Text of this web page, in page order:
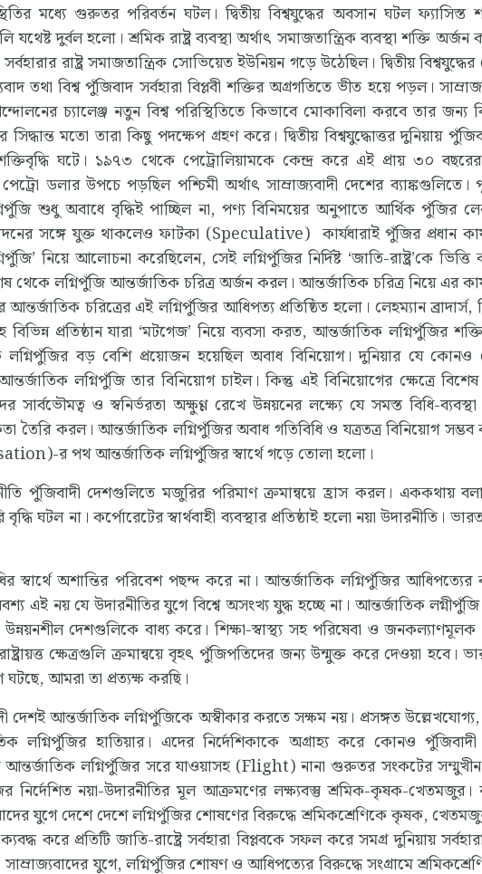
মধ্যে গুরুতর পরিবর্তন ঘটল। দ্বিতীয় বিশ্বযুদ্ধের অবসান ঘটল ফ্যাসিস্ত
দুর্বল হলো। শ্রমিক রাষ্ট্র ব্যবস্থা অর্থাৎ সমাজতান্ত্রিক ব্যবস্থা শক্তি
রাষ্ট্র সমাজতান্ত্রিক সোভিয়েত ইউনিয়ন গড়ে উঠেছিল। দ্বিতীয়
তথা বিশ্ব পুঁজিবাদ সর্বহারা বিপ্লবী শক্তির অগ্রগতিতে ভীত হয়ে পড়ল।
চ্যালেঞ্জ নতুন বিশ্ব পরিস্থিতিতে কিভাবে মোকাবিলা করবে তার জন্য
মতো তারা কিছু পদক্ষেপ গ্রহণ করে। দ্বিতীয় বিশ্বযুদ্ধোত্তর দুনিয়ায়
ঘটে। ১৯৭৩ থেকে পেট্রোলিয়ামকে কেন্দ্র করে এই প্রায় ৩০ বছরের
ডলার উপচে পড়ছিল পশ্চিমী অর্থাৎ সাম্রাজ্যবাদী দেশের ব্যাঙ্কগুলিতে।
শুধু অবাধে বৃদ্ধিই পাচ্ছিল না, পণ্য বিনিময়ের অনুপাতে আর্থিক পুঁজির
সঙ্গে যুক্ত থাকলেও ফাটকা (Speculative) কার্যধারাই পুঁজির প্রধান
নিয়ে আলোচনা করেছিলেন, সেই লগ্নিপুঁজির নির্দিষ্ট ‘জাতি-রাষ্ট্র’কে
লগ্নিপুঁজি আন্তর্জাতিক চরিত্র অর্জন করল। আন্তর্জাতিক চরিত্র নিয়ে এর
আন্তর্জাতিক চরিত্রের এই লগ্নিপুঁজির আধিপত্য প্রতিষ্ঠিত হলো। লেহম্যান ব্রাদার্স,
প্রতিষ্ঠান যারা ‘মটগেজ’ নিয়ে ব্যবসা করত, আন্তর্জাতিক লগ্নিপুঁজির
লগ্নিপুঁজির বড় বেশি প্রয়োজন হয়েছিল অবাধ বিনিয়োগ। দুনিয়ার যে কোনও
লগ্নিপুঁজি তার বিনিয়োগ চাইল। কিন্তু এই বিনিয়োগের ক্ষেত্রে
ও স্বনির্ভরতা অক্ষুণ্ণ রেখে উন্নয়নের লক্ষ্যে যে সমস্ত বিধি-ব্যবস্থা
তৈরি করল। আন্তর্জাতিক লগ্নিপুঁজির অবাধ গতিবিধি ও যত্রতত্র বিনিয়োগ সম্ভব
র পথ আন্তর্জাতিক লগ্নিপুঁজির স্বার্থে গড়ে তোলা হলো।
পুঁজিবাদী দেশগুলিতে মজুরির পরিমাণ ক্রমান্বয়ে হ্রাস করল। এককথায়
ঘটল না। কর্পোরেটের স্বার্থবাহী ব্যবস্থার প্রতিষ্ঠাই হলো নয়া উদারনীতি।
স্বার্থে অশান্তির পরিবেশ পছন্দ করে না। আন্তর্জাতিক লগ্নিপুঁজির আধিপত্যের
এই নয় যে উদারনীতির যুগে বিশ্বে অসংখ্য যুদ্ধ হচ্ছে না। আন্তর্জাতিক
দেশগুলিকে বাধ্য করে। শিক্ষা-স্বাস্থ্য সহ পরিষেবা ও জনকল্যাণমূলক
ক্ষেত্রগুলি ক্রমান্বয়ে বৃহৎ পুঁজিপতিদের জন্য উন্মুক্ত করে দেওয়া হবে।
ঘটছে, আমরা তা প্রত্যক্ষ করছি।
দেশই আন্তর্জাতিক লগ্নিপুঁজিকে অস্বীকার করতে সক্ষম নয়। প্রসঙ্গত
লগ্নিপুঁজির হাতিয়ার। এদের নির্দেশিকাকে অগ্রাহ্য করে কোনও
আন্তর্জাতিক লগ্নিপুঁজির সরে যাওয়াসহ (Flight) নানা গুরুতর সংকটের
নির্দেশিত নয়া-উদারনীতির মূল আক্রমণের লক্ষ্যবস্তু শ্রমিক-কৃষক-খেতমজুর।
যুগে দেশে দেশে লগ্নিপুঁজির শোষণের বিরুদ্ধে শ্রমিকশ্রেণিকে কৃষক,
করে প্রতিটি জাতি-রাষ্ট্রে সর্বহারা বিপ্লবকে সফল করে সমগ্র দুনিয়ায় সর্বহারা
যুগে, লগ্নিপুঁজির শোষণ ও আধিপত্যের বিরুদ্ধে সংগ্রামে